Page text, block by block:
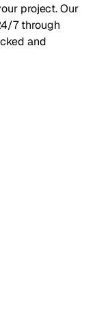
project. Our
7 through
and